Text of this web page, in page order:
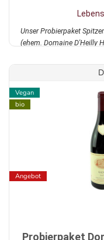
Unser Probierpaket
(ehem. Domaine D'Heilly
Vegan
bio
Angebot
Probierpaket